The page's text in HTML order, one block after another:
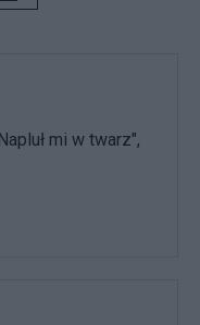
mi w twarz",